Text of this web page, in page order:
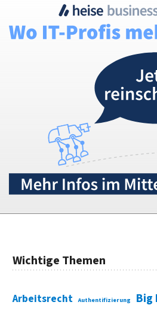
Wichtige Themen
Arbeitsrecht Authentifizierung Big